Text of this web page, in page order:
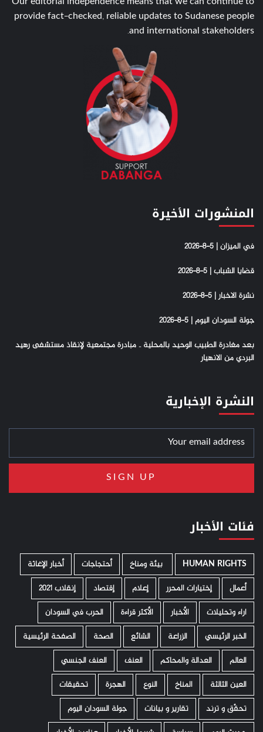
provide fact-checked, reliable updates to Sudanese people
and international stakeholders.
المنشورات الأخيرة
في الميزان | 5-8-2026
قضايا الشباب | 5-8-2026
نشرة الاخبار | 5-8-2026
جولة السودان اليوم | 5-8-2026
بعد مغادرة الطبيب الوحيد بالمحلية .. مبادرة مجتمعية لإنقاذ مستشفى رهيد
البردي من الانهيار
النشرة الإخبارية
فئات الأخبار
HUMAN RIGHTS ­ بيئة ومناخ أحتجاجات
أخبار الإغاثة
أعمال
إختيارات المحرر إعلام إقتصاد
إنقلاب 2021
اراء وتحليلات
الأخبار الأكثر قراءة
الحرب في السودان
الخبر الرئيسي
الزراعة الشائع الصحة
الصفحة الرئيسية
العالم
العدالة والمحاكم العنف
العنف الجنسي
العين الثالثة
المناخ النوع الهجرة
تحقيقات
تحقّق و ترند
تقارير و بيانات
جولة السودان اليوم